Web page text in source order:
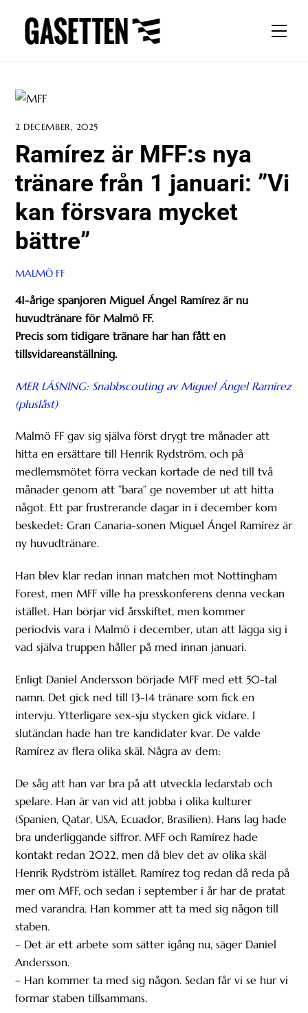
content
2 DECEMBER, 2025
Ramírez är MFF:s nya
tränare från 1 januari: ”Vi
kan försvara mycket
bättre”
MALMÖ FF
41-årige spanjoren Miguel Ángel Ramírez är nu
huvudtränare för Malmö FF.
Precis som tidigare tränare har han fått en
tillsvidareanställning.
MER LÄSNING: Snabbscouting av Miguel Ángel Ramírez
(pluslåst)
Malmö FF gav sig själva först drygt tre månader att
hitta en ersättare till Henrik Rydström, och på
medlemsmötet förra veckan kortade de ned till två
månader genom att ”bara” ge november ut att hitta
något. Ett par frustrerande dagar in i december kom
beskedet: Gran Canaria-sonen Miguel Ángel Ramírez är
ny huvudtränare.
Han blev klar redan innan matchen mot Nottingham
Forest, men MFF ville ha presskonferens denna veckan
istället. Han börjar vid årsskiftet, men kommer
periodvis vara i Malmö i december, utan att lägga sig i
vad själva truppen håller på med innan januari.
Enligt Daniel Andersson började MFF med ett 50-tal
namn. Det gick ned till 13-14 tränare som fick en
intervju. Ytterligare sex-sju stycken gick vidare. I
slutändan hade han tre kandidater kvar. De valde
Ramírez av flera olika skäl. Några av dem:
De såg att han var bra på att utveckla ledarstab och
spelare. Han är van vid att jobba i olika kulturer
(Spanien, Qatar, USA, Ecuador, Brasilien). Hans lag hade
bra underliggande siffror. MFF och Ramírez hade
kontakt redan 2022, men då blev det av olika skäl
Henrik Rydström istället. Ramírez tog redan då reda på
mer om MFF, och sedan i september i år har de pratat
med varandra. Han kommer att ta med sig någon till
staben.
– Det är ett arbete som sätter igång nu, säger Daniel
Andersson.
– Han kommer ta med sig någon. Sedan får vi se hur vi
formar staben tillsammans.